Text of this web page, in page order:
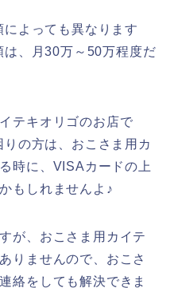
よっても異なります
、月30万～50万程度だ
テキオリゴのお店で
の方は、おこさま用カ
時に、VISAカードの上
もしれませんよ♪
が、おこさま用カイテ
りませんので、おこさ
絡をしても解決できま